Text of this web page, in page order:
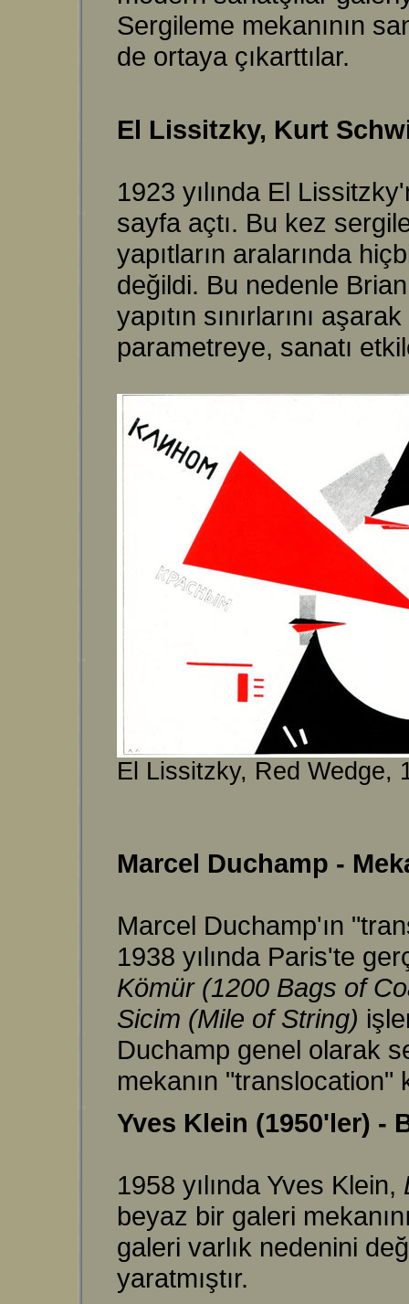
Sergileme mekanının
de ortaya çıkarttılar.
El Lissitzky, Kurt
1923 yılında El
sayfa açtı. Bu kez
yapıtların aralarında
değildi. Bu nedenle
yapıtın sınırlarını
parametreye, sanatı
El Lissitzky, Red Wedge,
Marcel Duchamp -
Marcel Duchamp'ın
1938 yılında Paris'te
Kömür (1200 Bags of
Sicim (Mile of String)
Duchamp genel olarak
mekanın "translocation"
Yves Klein (1950'ler) -
1958 yılında Yves Klein,
beyaz bir galeri
galeri varlık nedenini
yaratmıştır.